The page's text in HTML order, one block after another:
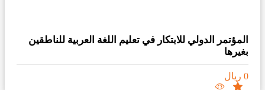
المؤتمر الدولي للابتكار في تعليم اللغة العربية للناطقين
بغيرها
0 ريال